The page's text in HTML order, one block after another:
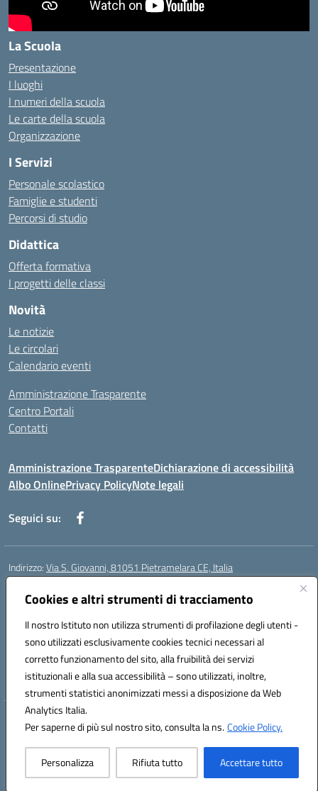
Cookies e altri strumenti di tracciamento
Il nostro Istituto non utilizza strumenti di profilazione degli utenti -
sono utilizzati esclusivamente cookies tecnici necessari al
corretto funzionamento del sito, alla fruibilità dei servizi
istituzionali e alla sua accessibilità – sono utilizzati, inoltre,
strumenti statistici anonimizzati messi a disposizione da Web
Analytics Italia.
Per saperne di più sul nostro sito, consulta la ns.Cookie Policy.
Personalizza Rifiuta tutto Accettare tutto
La Scuola
Presentazione
I luoghi
I numeri della scuola
Le carte della scuola
Organizzazione
I Servizi
Personale scolastico
Famiglie e studenti
Percorsi di studio
Didattica
Offerta formativa
I progetti delle classi
Novità
Le notizie
Le circolari
Calendario eventi
Amministrazione Trasparente
Centro Portali
Contatti
Amministrazione TrasparenteDichiarazione di accessibilità
Albo OnlinePrivacy PolicyNote legali
Seguici su:
Indirizzo:Via S. Giovanni, 81051 Pietramelara CE, Italia
Centralino:
Posta elettronica certificata (PEC):CEIC8AB009@pec.istruzione.it
Codice fiscale: 80010130617
Codice meccanografico:CEIC8AB009
Codice Indice delle Pubbliche Amministrazioni (IPA): istsc_CEIC8AB009
Codice unico di fatturazione (CUF): UFZ8KN
Hosting & Powered by 3D Solution S.r.l.
Concept & Design by Designers Italia